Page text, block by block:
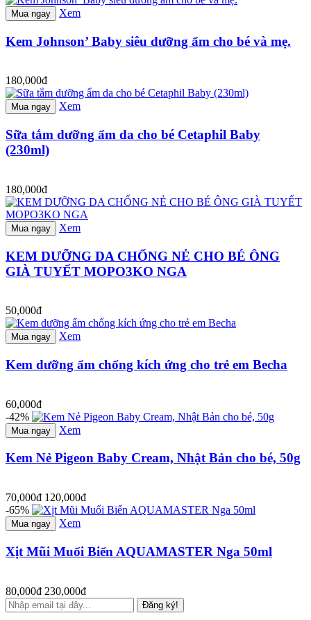
Mua ngay Xem
Kem Johnson’ Baby siêu dưỡng ẩm cho bé và mẹ.
180,000đ
Mua ngay Xem
Sữa tắm dưỡng ẩm da cho bé Cetaphil Baby
(230ml)
180,000đ
Mua ngay Xem
KEM DƯỠNG DA CHỐNG NẺ CHO BÉ ÔNG
GIÀ TUYẾT MOPO3KO NGA
50,000đ
Mua ngay Xem
Kem dưỡng ẩm chống kích ứng cho trẻ em Becha
60,000đ
-42%
Mua ngay Xem
Kem Nẻ Pigeon Baby Cream, Nhật Bản cho bé, 50g
70,000đ 120,000đ
-65%
Mua ngay Xem
Xịt Mũi Muối Biển AQUAMASTER Nga 50ml
80,000đ 230,000đ
Đăng ký!